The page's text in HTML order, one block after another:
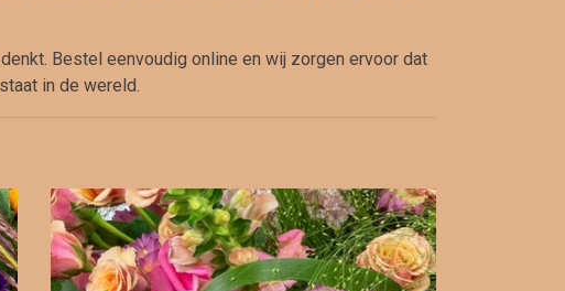
Bestel eenvoudig online en wij zorgen ervoor dat
in de wereld.